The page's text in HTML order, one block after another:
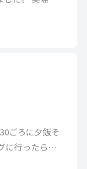
かった
ごろに夕飯そ
に行ったら３